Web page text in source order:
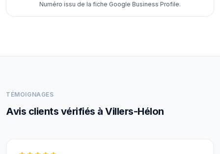
Numéro issu de la fiche Google Business Profile.
TÉMOIGNAGES
Avis clients vérifiés à Villers-Hélon